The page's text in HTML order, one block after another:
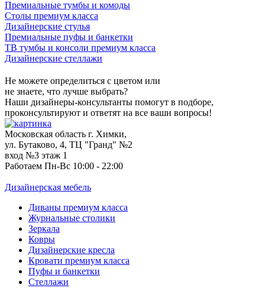
Премиальные тумбы и комоды
Столы премиум класса
Дизайнерские стулья
Премиальные пуфы и банкетки
ТВ тумбы и консоли премиум класса
Дизайнерские стеллажи
Не можете определиться с цветом или
не знаете, что лучше выбрать?
Наши дизайнеры-консультанты помогут в подборе,
проконсультируют и ответят на все ваши вопросы!
Московская область г. Химки,
ул. Бутаково, 4, ТЦ "Гранд" №2
вход №3 этаж 1
Работаем Пн-Вс 10:00 - 22:00
Дизайнерская мебель
Диваны премиум класса
Журнальные столики
Зеркала
Ковры
Дизайнерские кресла
Кровати премиум класса
Пуфы и банкетки
Стеллажи